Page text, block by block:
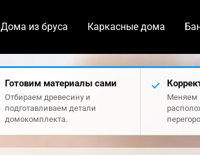
Дома из бруса Каркасные дома
Готовим материалы сами
Отбираем древесину и
подготавливаем детали
домокомплекта.
Меняем